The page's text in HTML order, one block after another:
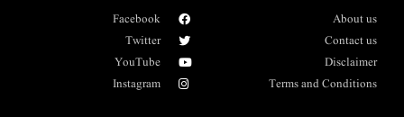
About us
Contact us
Disclaimer
Terms and Conditions
Facebook
Twitter
YouTube
Instagram